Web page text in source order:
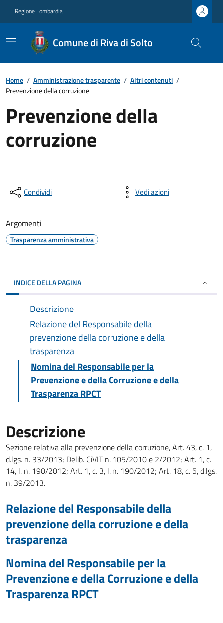
Regione Lombardia
Comune di Riva di Solto
Home / Amministrazione trasparente / Altri contenuti /
Prevenzione della corruzione
Prevenzione della
corruzione
Condividi Vedi azioni
Argomenti
Trasparenza amministrativa
INDICE DELLA PAGINA
Descrizione
Relazione del Responsabile della
prevenzione della corruzione e della
trasparenza
Nomina del Responsabile per la
Prevenzione e della Corruzione e della
Trasparenza RPCT
Descrizione
Sezione relativa alla prevenzione della corruzione, Art. 43, c. 1,
d.lgs. n. 33/2013; Delib. CiVIT n. 105/2010 e 2/2012; Art. 1, c.
14, l. n. 190/2012; Art. 1, c. 3, l. n. 190/2012; Art. 18, c. 5, d.lgs.
n. 39/2013.
Relazione del Responsabile della
prevenzione della corruzione e della
trasparenza
Nomina del Responsabile per la
Prevenzione e della Corruzione e della
Trasparenza RPCT